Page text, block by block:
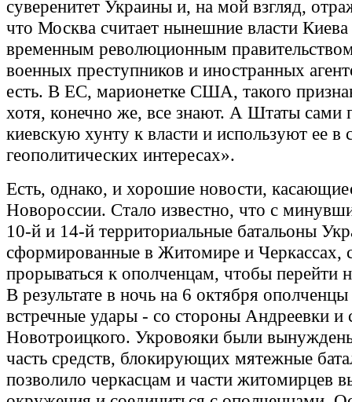
суверенитет Украины и, на мой взгляд,
что Москва считает нынешние власти Киева
временным революционным
военных преступников и иностранных
есть. В ЕС, марионетке США, такого
хотя, конечно же, все знают. А Штаты сами
киевскую хунту к власти и используют ее в
геополитических интересах».
Есть, однако, и хорошие новости,
Новороссии. Стало известно, что с
10-й и 14-й территориальные батальоны
сформированные в Житомире и Черкассах,
прорываться к ополченцам, чтобы перейти
В результате в ночь на 6 октября
встречные удары - со стороны Андреевки и
Новотроицкого. Укровояки были
часть средств, блокирующих мятежные
позволило черкасцам и части житомирцев